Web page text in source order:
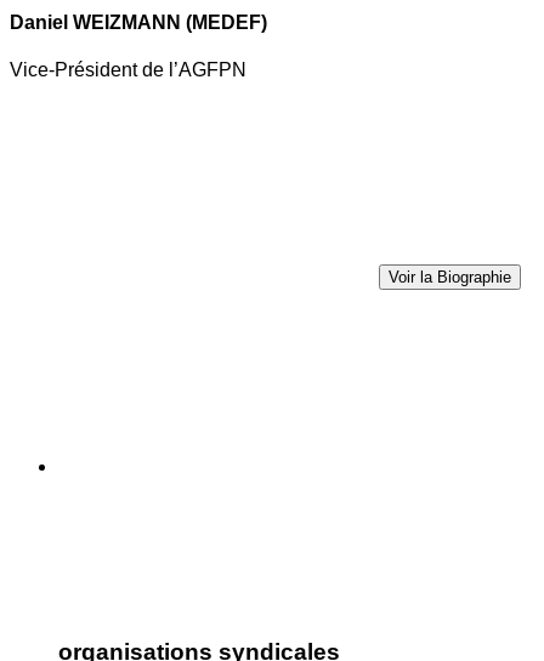
Daniel WEIZMANN (MEDEF)
Vice-Président de l’AGFPN
Voir la Biographie
organisations syndicales